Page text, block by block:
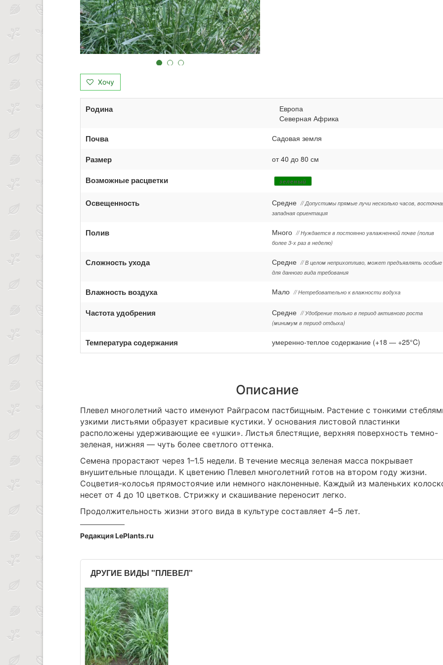
Хочу
Родина
Европа
Северная Африка
Почва Садовая земля
Размер от 40 до 80 см
Возможные расцветки зеленый
Освещенность Средне // Допустимы прямые лучи несколько часов,
западная ориентация
Полив Много // Нуждается в постоянно увлажненной почве (полив
более 3-х раз в неделю)
Сложность ухода Средне // В целом неприхотливо, может предъявлять особые
для данного вида требования
Влажность воздуха Мало // Нетребовательно к влажности водуха
Частота удобрения Средне // Удобрение только в период активного роста
(минимум в период отдыха)
Температура содержания умеренно-теплое содержание (+18 — +25°C)
Описание
Плевел многолетний часто именуют Райграсом пастбищным. Растение с тонкими
узкими листьями образует красивые кустики. У основания листовой пластинки
расположены удерживающие ее «ушки». Листья блестящие, верхняя поверхность темно-
зеленая, нижняя — чуть более светлого оттенка.
Семена прорастают через 1–1.5 недели. В течение месяца зеленая масса покрывает
внушительные площади. К цветению Плевел многолетний готов на втором году жизни.
Соцветия-колосья прямостоячие или немного наклоненные. Каждый из маленьких
несет от 4 до 10 цветков. Стрижку и скашивание переносит легко.
Продолжительность жизни этого вида в культуре составляет 4–5 лет.
Редакция LePlants.ru
ДРУГИЕ ВИДЫ "ПЛЕВЕЛ"